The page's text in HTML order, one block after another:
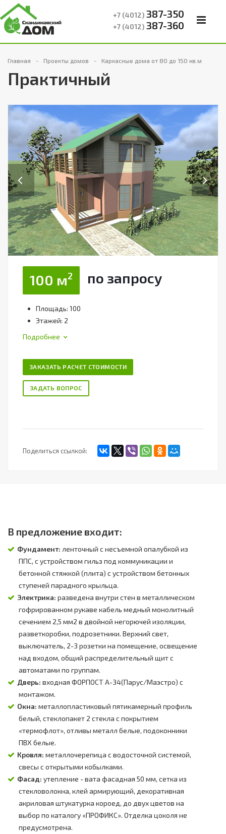
+7 (4012)387-350
+7 (4012)387-360
Главная Проекты домов Каркасные дома от 80 до 150 кв.м
Практичный
Previous Next
100 м2 по запросу
Площадь: 100
Этажей: 2
Подробнее
ЗАКАЗАТЬ РАСЧЕТ СТОИМОСТИ
ЗАДАТЬ ВОПРОС
Поделиться ссылкой:
В предложение входит:
Фундамент: ленточный с несъемной опалубкой из
ППС, с устройством гильз под коммуникации и
бетонной стяжкой (плита) с устройством бетонных
ступеней парадного крыльца.
Электрика: разведена внутри стен в металлическом
гофрированном рукаве кабель медный монолитный
сечением 2,5 мм2 в двойной негорючей изоляции,
разветкоробки, подрозетники. Верхний свет,
выключатель, 2-3 розетки на помещение, освещение
над входом, общий распределительный щит с
автоматами по группам.
Дверь: входная ФОРПОСТ А-34(Парус/Маэстро) с
монтажом.
Окна: металлопластиковый пятикамерный профиль
белый, стеклопакет 2 стекла с покрытием
«термофлот», отливы металл белые, подоконники
ПВХ белые.
Кровля: металлочерепица с водосточной системой,
свесы с открытыми кобылками.
Фасад: утепление - вата фасадная 50 мм, сетка из
стекловолокна, клей армирующий, декоративная
акриловая штукатурка короед, до двух цветов на
выбор по каталогу «ПРОФИКС». Отделка цоколя не
предусмотрена.